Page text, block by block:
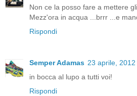
Non ce la posso fare a mettere
Mezz'ora in acqua ...brrr ...e
Rispondi
Semper Adamas 23 aprile, 2012
in bocca al lupo a tutti voi!
Rispondi